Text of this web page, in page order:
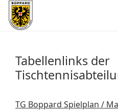
Tabellenlinks der
TG Boppard Spielplan /